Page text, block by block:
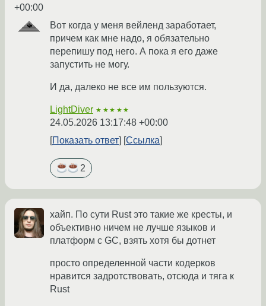
+00:00
Вот когда у меня вейленд заработает,
причем как мне надо, я обязательно
перепишу под него. А пока я его даже
запустить не могу.
И да, далеко не все им пользуются.
LightDiver ★★★★★
24.05.2026 13:17:48 +00:00
Показать ответ
Ссылка
2
хайп. По сути Rust это такие же кресты, и
объективно ничем не лучше языков и
платформ с GC, взять хотя бы дотнет
просто определенной части кодерков
нравится задротствовать, отсюда и тяга к
Rust